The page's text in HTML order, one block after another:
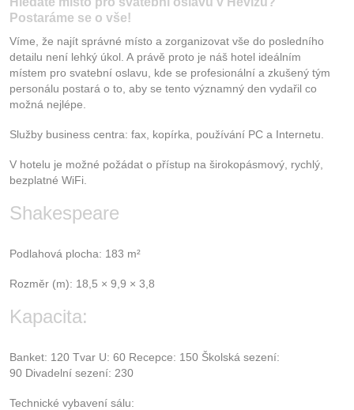
Postaráme se o vše!
Víme, že najít správné místo a zorganizovat vše do posledního
detailu není lehký úkol. A právě proto je náš hotel ideálním
místem pro svatební oslavu, kde se profesionální a zkušený tým
personálu postará o to, aby se tento významný den vydařil co
možná nejlépe.
Služby business centra: fax, kopírka, používání PC a Internetu.
V hotelu je možné požádat o přístup na širokopásmový, rychlý,
bezplatné WiFi.
Shakespeare
Podlahová plocha: 183 m²
Rozměr (m): 18,5 × 9,9 × 3,8
Kapacita:
Banket: 120 Tvar U: 60 Recepce: 150 Školská sezení:
90 Divadelní sezení: 230
Technické vybavení sálu: